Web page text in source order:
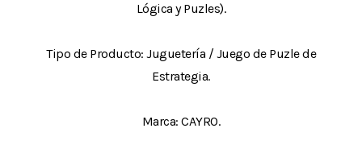
Lógica y Puzles).
Tipo de Producto: Juguetería / Juego de Puzle de
Estrategia.
Marca: CAYRO.